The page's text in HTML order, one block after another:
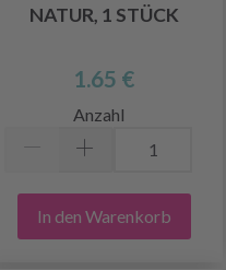
NATUR, 1 STÜCK
1.65 €
Anzahl
In den Warenkorb